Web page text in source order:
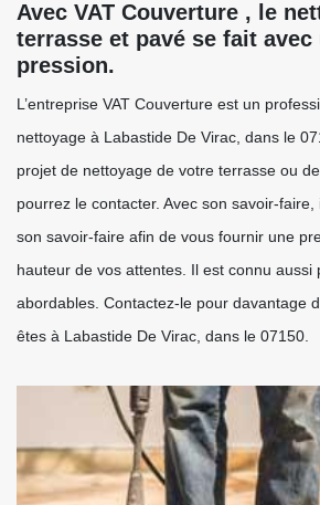
Avec VAT Couverture , le
terrasse et pavé se fait
pression.
L’entreprise VAT Couverture est un
nettoyage à Labastide De Virac, dans le
projet de nettoyage de votre terrasse ou
pourrez le contacter. Avec son savoir-
son savoir-faire afin de vous fournir une
hauteur de vos attentes. Il est connu aussi
abordables. Contactez-le pour davantage
êtes à Labastide De Virac, dans le 07150.